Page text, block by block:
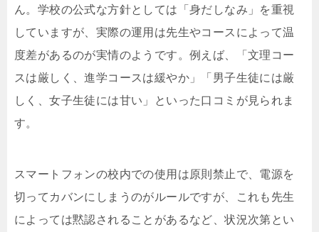
ん。学校の公式な方針としては「身だしなみ」を重視
していますが、実際の運用は先生やコースによって温
度差があるのが実情のようです。例えば、「文理コー
スは厳しく、進学コースは緩やか」「男子生徒には厳
しく、女子生徒には甘い」といった口コミが見られま
す。
スマートフォンの校内での使用は原則禁止で、電源を
切ってカバンにしまうのがルールですが、これも先生
によっては黙認されることがあるなど、状況次第とい